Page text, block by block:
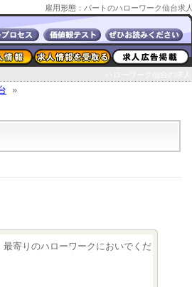
雇用形態：パートのハローワーク仙台求人
»
寄りのハローワークにおいでくだ